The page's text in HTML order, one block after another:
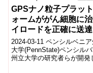
GPSナノ粒子プラッ
ォームががん細胞に
イロードを正確に送達
(GPS nanoparticle
platform precisely
delivers therapeutic
2024-03-11 ペンシルベニ
大学(PennState)ペンシル
州立大学の研究者らが開発